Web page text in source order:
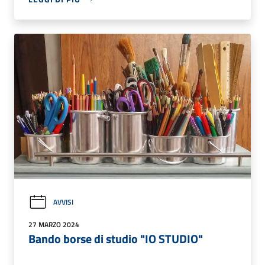
AVVISI
27 MARZO 2024
Bando borse di studio "IO STUDIO"